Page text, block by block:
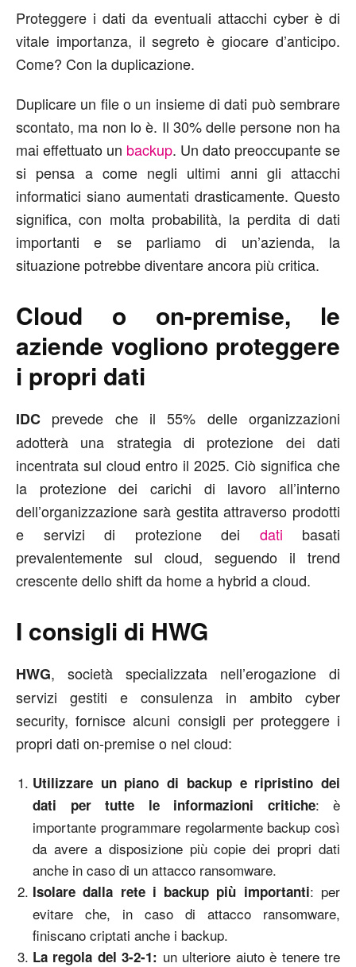
Proteggere i dati da eventuali attacchi cyber è di
vitale importanza, il segreto è giocare d’anticipo.
Come? Con la duplicazione.
Duplicare un file o un insieme di dati può sembrare
scontato, ma non lo è. Il 30% delle persone non ha
mai effettuato un backup. Un dato preoccupante se
si pensa a come negli ultimi anni gli attacchi
informatici siano aumentati drasticamente. Questo
significa, con molta probabilità, la perdita di dati
importanti e se parliamo di un’azienda, la
situazione potrebbe diventare ancora più critica.
Cloud o on-premise, le
aziende vogliono proteggere
i propri dati
IDC prevede che il 55% delle organizzazioni
adotterà una strategia di protezione dei dati
incentrata sul cloud entro il 2025. Ciò significa che
la protezione dei carichi di lavoro all’interno
dell’organizzazione sarà gestita attraverso prodotti
e servizi di protezione dei dati basati
prevalentemente sul cloud, seguendo il trend
crescente dello shift da home a hybrid a cloud.
I consigli di HWG
HWG, società specializzata nell’erogazione di
servizi gestiti e consulenza in ambito cyber
security, fornisce alcuni consigli per proteggere i
propri dati on-premise o nel cloud:
Utilizzare un piano di backup e ripristino dei
dati per tutte le informazioni critiche: è
importante programmare regolarmente backup così
da avere a disposizione più copie dei propri dati
anche in caso di un attacco ransomware.
Isolare dalla rete i backup più importanti: per
evitare che, in caso di attacco ransomware,
finiscano criptati anche i backup.
La regola del 3-2-1: un ulteriore aiuto è tenere tre